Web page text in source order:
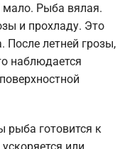
мало. Рыба вялая.
и прохладу. Это
После летней грозы,
наблюдается
рыба готовится к
или